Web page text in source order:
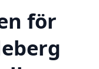
för